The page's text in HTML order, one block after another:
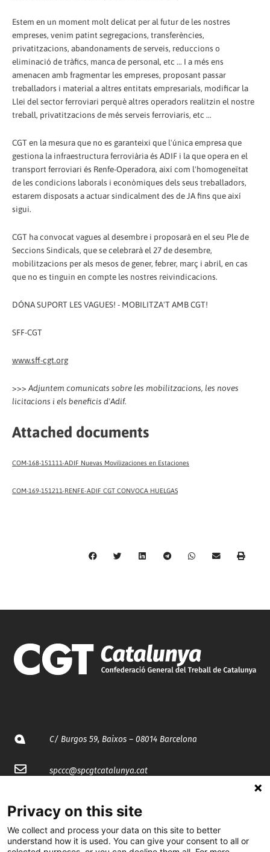
Estem en un moment molt delicat per al futur de les nostres
empreses, venim patint segregacions, transferències,
privatitzacions, abandonaments de serveis, reduccions o
eliminació de tràfics, manca de personal, etc ... I a més ens
amenacen amb fragmentar les empreses, proposant passar
treballadors i material a altres entitats empresarials, modificar la
Llei del sector ferroviari perquè altres operadors realitzin el nostre
treball, privatitzacions de més serveis ferroviaris, etc ...
CGT en la mesura que no es garanteixi que l'única empresa que
gestiona la infraestructura ferroviària és ADIF i la que opera en el
transport ferroviari és Renfe-Operadora, així com l'homogeneïtat
de les condicions laborals i econòmiques dels seus treballadors,
estarem disposats a actuar sindicalment des de JA fins que així
sigui.
CGT ha convocat vagues al desembre i proposarà en el seu Ple de
Seccions Sindicals, que se celebrarà el 27 de desembre,
mobilitzacions per als mesos de gener, febrer, març i abril, en cas
que no es tinguin en compte les nostres reivindicacions.
DÓNA SUPORT LES VAGUES! - MOBILITZA'T AMB CGT!
SFF-CGT
www.sff-cgt.org
>>> Adjuntem comunicats sobre les mobilitzacions, les noves
licitacions i els beneficis d'Adif.
Attached documents
COM-168-151111-ADIF Nuevas Movilizaciones en Estaciones
COM-169-151211-RENFE-ADIF CGT CONVOCA HUELGAS
C/ Burgos 59, Baixos – 08014 Barcelona
spccc@spcgtcatalunya.cat
@CGTCatalunya
Privacy on this site
We collect and process your data on this site to better
understand how it is used. You can give your consent to all or